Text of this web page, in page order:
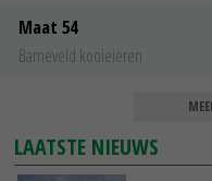
Maat 54
Barneveld kooieieren
LAATSTE NIEUWS